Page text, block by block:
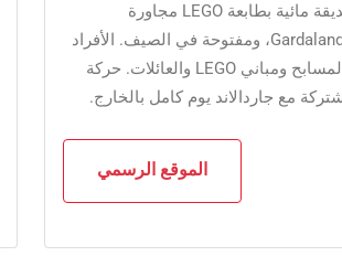
حديقة مائية بطابعة LEGO مجاورة
لـGardaland، ومفتوحة في الصيف. الأفراد
والمسابح ومباني LEGO والعائلات. حركة
مع جاردالاند يوم كامل بالخارج.
الموقع الرسمي